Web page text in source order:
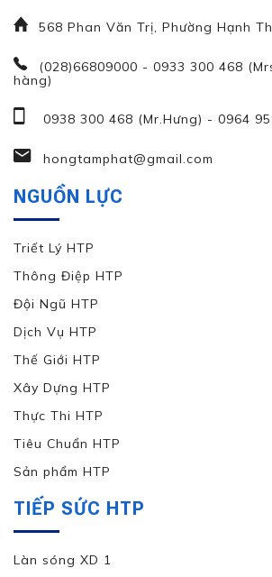
568 Phan Văn Trị, Phường Hạnh
(028)66809000 - 0933 300 468
hàng)
0938 300 468 (Mr.Hưng) - 0964
hongtamphat@gmail.com
NGUỒN LỰC
Triết Lý HTP
Thông Điệp HTP
Đội Ngũ HTP
Dịch Vụ HTP
Thế Giới HTP
Xây Dựng HTP
Thực Thi HTP
Tiêu Chuẩn HTP
Sản phẩm HTP
TIẾP SỨC HTP
Làn sóng XD 1